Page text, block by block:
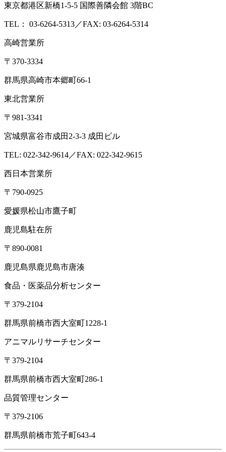
東京都港区新橋1-5-5 国際善隣会館 3階BC
TEL： 03-6264-5313／FAX: 03-6264-5314
高崎営業所
〒370-3334
群馬県高崎市本郷町66-1
東北営業所
〒981-3341
宮城県富谷市成田2-3-3 成田ビル
TEL: 022-342-9614／FAX: 022-342-9615
西日本営業所
〒790-0925
愛媛県松山市鷹子町
鹿児島駐在所
〒890-0081
鹿児島県鹿児島市唐湊
食品・医薬品分析センター
〒379-2104
群馬県前橋市西大室町1228-1
アニマルリサーチセンター
〒379-2104
群馬県前橋市西大室町286-1
品質管理センター
〒379-2106
群馬県前橋市荒子町643-4